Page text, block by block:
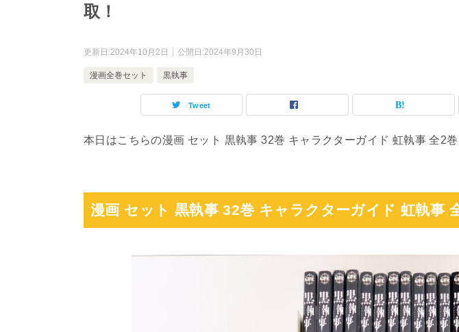
取！
更新日:2024年10月2日 公開日:2024年9月30日
漫画全巻セット 黒執事
Tweet
本日はこちらの漫画 セット 黒執事 32巻 キャラクターガイド 虹執事 全2
漫画 セット 黒執事 32巻 キャラクターガイド 虹執事